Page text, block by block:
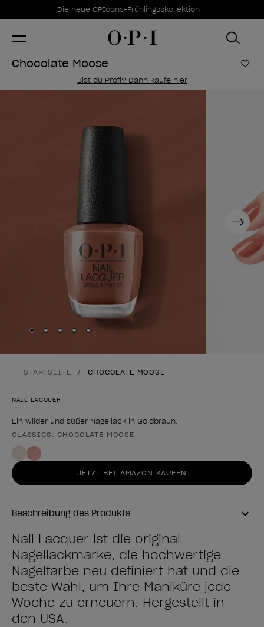
Sonderangebote
Die neue OPIcons-Frühlingsskollektion
Item 1 of 1
Chocolate Moose Zur
Bist du Profi? Dann kaufe hier
Next
Skip to slide
Skip to slide
Skip to slide
Skip to slide
Skip to slide
STARTSEITE CHOCOLATE MOOSE
NAIL LACQUER
Ein wilder und süßer Nagellack in Goldbraun.
Form des Produkts
CLASSICS: CHOCOLATE MOOSE
JETZT BEI AMAZON KAUFEN
Beschreibung des Produkts
Nail Lacquer ist die original
Nagellackmarke, die hochwertige
Nagelfarbe neu definiert hat und die
beste Wahl, um Ihre Maniküre jede
Woche zu erneuern. Hergestellt in
den USA.